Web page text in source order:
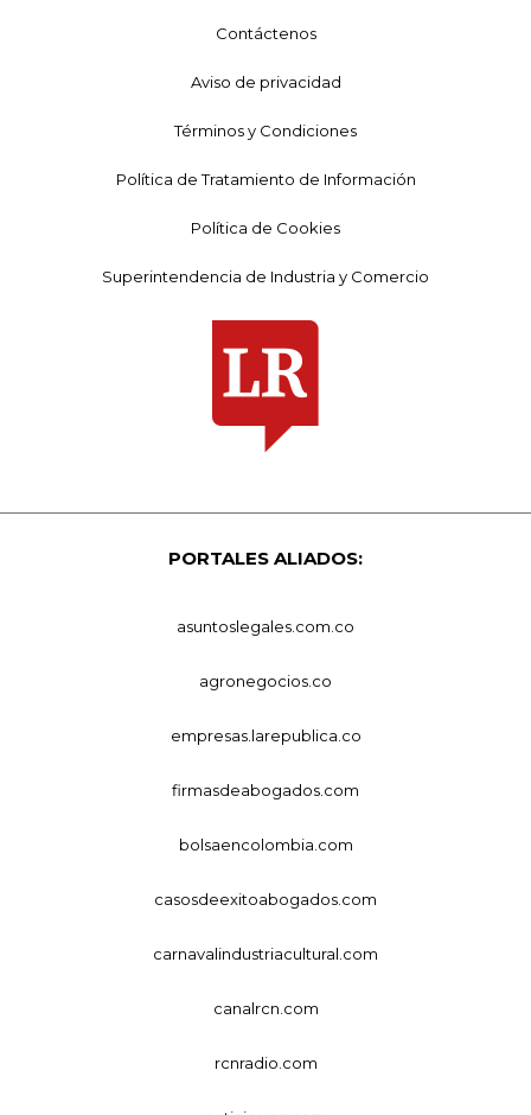
Contáctenos
Aviso de privacidad
Términos y Condiciones
Política de Tratamiento de Información
Política de Cookies
Superintendencia de Industria y Comercio
PORTALES ALIADOS:
asuntoslegales.com.co
agronegocios.co
empresas.larepublica.co
firmasdeabogados.com
bolsaencolombia.com
casosdeexitoabogados.com
carnavalindustriacultural.com
canalrcn.com
rcnradio.com